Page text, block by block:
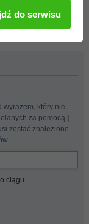
wyrazem, który nie
za pomocą
zostać znalezione.
ciągu
do serwisu